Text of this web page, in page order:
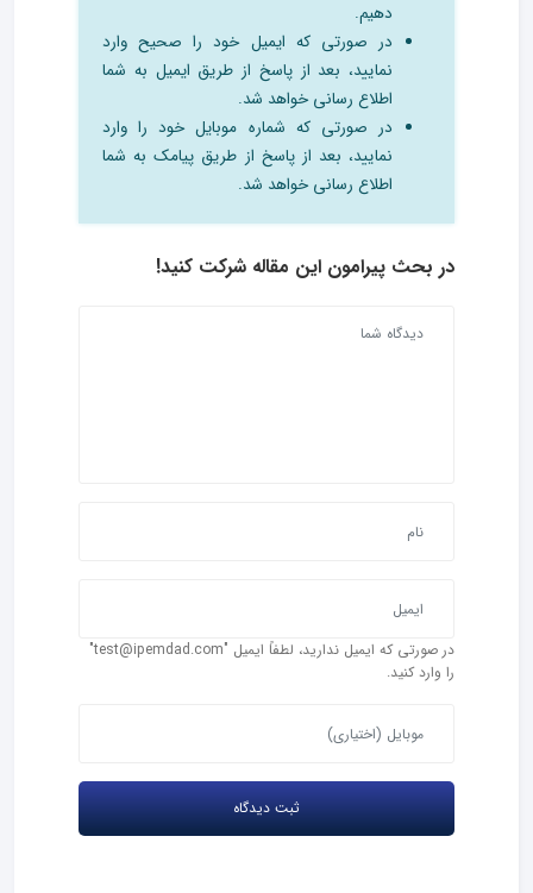
دهیم.
در صورتی که ایمیل خود را صحیح وارد
نمایید، بعد از پاسخ از طریق ایمیل به شما
اطلاع رسانی خواهد شد.
در صورتی که شماره موبایل خود را وارد
نمایید، بعد از پاسخ از طریق پیامک به شما
اطلاع رسانی خواهد شد.
در بحث‌ پیرامون این مقاله شرکت کنید!
در صورتی که ایمیل ندارید، لطفاً ایمیل "test@ipemdad.com"
را وارد کنید.